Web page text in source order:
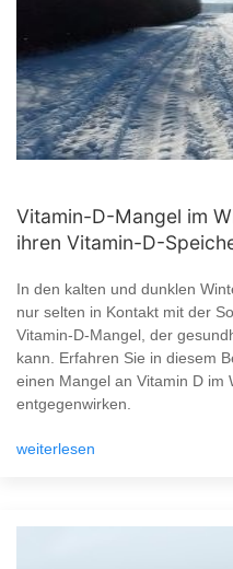
Vitamin-D-Mangel im
ihren Vitamin-D-
In den kalten und dunklen
nur selten in Kontakt mit der
Vitamin-D-Mangel, der
kann. Erfahren Sie in diesem
einen Mangel an Vitamin D im
entgegenwirken.
weiterlesen